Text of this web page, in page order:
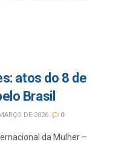
atos do 8 de
Brasil
DE 2026 0
da Mulher –